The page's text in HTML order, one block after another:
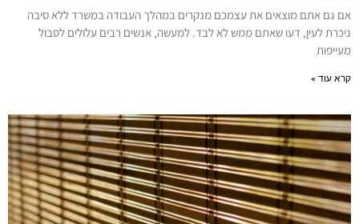
אם גם אתם מוצאים את עצמכם מנקרים במהלך העבודה במשרד ללא סיבה
ניכרת לעין, דעו שאתם ממש לא לבד. למעשה, אנשים רבים עלולים לסבול
מעייפות
קרא עוד »